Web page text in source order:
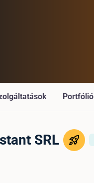
Portfólió
SRL